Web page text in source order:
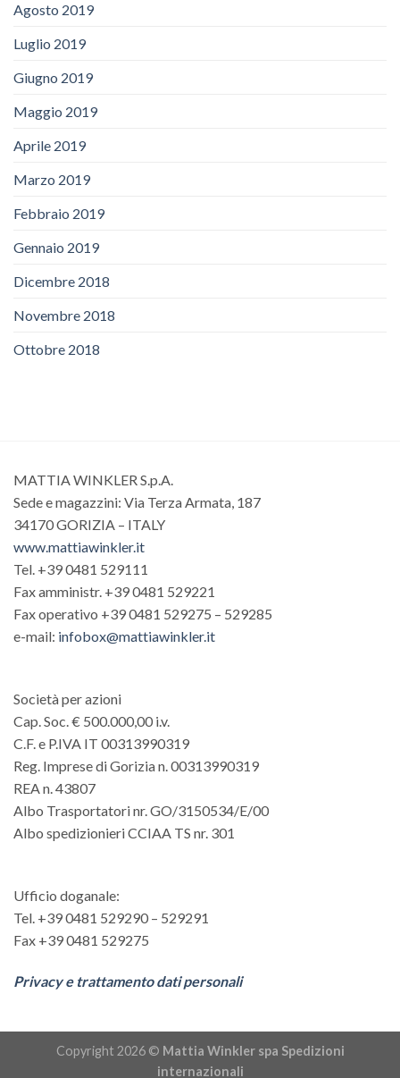
Agosto 2019
Luglio 2019
Giugno 2019
Maggio 2019
Aprile 2019
Marzo 2019
Febbraio 2019
Gennaio 2019
Dicembre 2018
Novembre 2018
Ottobre 2018
MATTIA WINKLER S.p.A.
Sede e magazzini: Via Terza Armata, 187
34170 GORIZIA – ITALY
www.mattiawinkler.it
Tel. +39 0481 529111
Fax amministr. +39 0481 529221
Fax operativo +39 0481 529275 – 529285
e-mail: infobox@mattiawinkler.it
Società per azioni
Cap. Soc. € 500.000,00 i.v.
C.F. e P.IVA IT 00313990319
Reg. Imprese di Gorizia n. 00313990319
REA n. 43807
Albo Trasportatori nr. GO/3150534/E/00
Albo spedizionieri CCIAA TS nr. 301
Ufficio doganale:
Tel. +39 0481 529290 – 529291
Fax +39 0481 529275
Privacy e trattamento dati personali
Copyright 2026 © Mattia Winkler spa Spedizioni
internazionali